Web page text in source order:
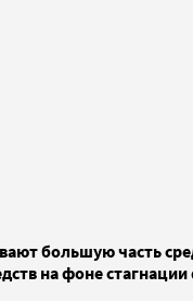
большую часть
на фоне